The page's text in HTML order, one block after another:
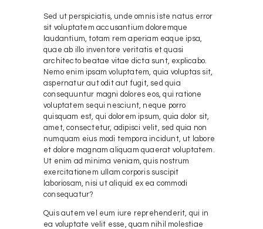
Sed ut perspiciatis, unde omnis iste natus error
sit voluptatem accusantium doloremque
laudantium, totam rem aperiam eaque ipsa,
quae ab illo inventore veritatis et quasi
architecto beatae vitae dicta sunt, explicabo.
Nemo enim ipsam voluptatem, quia voluptas sit,
aspernatur aut odit aut fugit, sed quia
consequuntur magni dolores eos, qui ratione
voluptatem sequi nesciunt, neque porro
quisquam est, qui dolorem ipsum, quia dolor sit,
amet, consectetur, adipisci velit, sed quia non
numquam eius modi tempora incidunt, ut labore
et dolore magnam aliquam quaerat voluptatem.
Ut enim ad minima veniam, quis nostrum
exercitationem ullam corporis suscipit
laboriosam, nisi ut aliquid ex ea commodi
consequatur?
Quis autem vel eum iure reprehenderit, qui in
ea voluptate velit esse, quam nihil molestiae